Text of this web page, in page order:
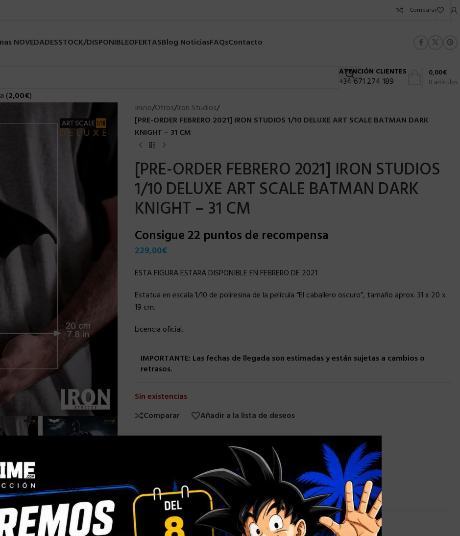
Comparar
NOVEDADESSTOCK/DISPONIBLEOFERTASBlog NoticiasFAQsContacto
ATENCIÓN CLIENTES
+34 671 274 189 0 artículos
0,00€
(2,00€)
Inicio/Otros/Iron Studios/
[PRE-ORDER FEBRERO 2021] IRON STUDIOS 1/10 DELUXE ART SCALE BATMAN DARK
KNIGHT – 31 CM
[PRE-ORDER FEBRERO 2021] IRON STUDIOS
1/10 DELUXE ART SCALE BATMAN DARK
KNIGHT – 31 CM
Consigue 22 puntos de recompensa
229,00€
ESTA FIGURA ESTARA DISPONIBLE EN FEBRERO DE 2021
Estatua en escala 1/10 de poliresina de la película “El caballero oscuro”, tamaño aprox. 31 x 20 x
19 cm.
Licencia oficial.
IMPORTANTE: Las fechas de llegada son estimadas y están sujetas a cambios o
retrasos.
Sin existencias
Comparar
Añadir a la lista de deseos
Otros
INFORMACIÓN ADICIONAL VALORACIONES (0)